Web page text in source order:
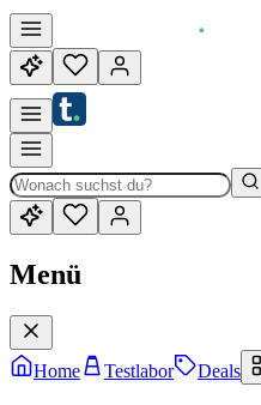
Menü
Home Testlabor Deals